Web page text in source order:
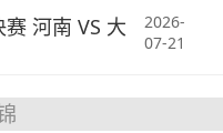
河南 VS 大
2026-
07-21